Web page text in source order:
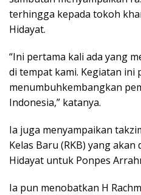
terhingga kepada tokoh
Hidayat.
“Ini pertama kali ada yang
di tempat kami. Kegiatan
menumbuhkembangkan
Indonesia,” katanya.
Ia juga menyampaikan
Kelas Baru (RKB) yang
Hidayat untuk Ponpes
Ia pun menobatkan H